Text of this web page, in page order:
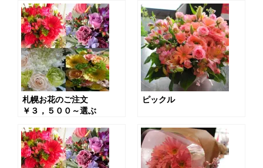
札幌お花のご注文
￥３，５００～選ぶ
ピックル